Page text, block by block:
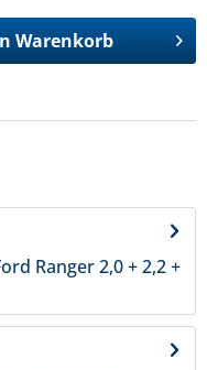
Warenkorb
Ranger 2,0 + 2,2 +